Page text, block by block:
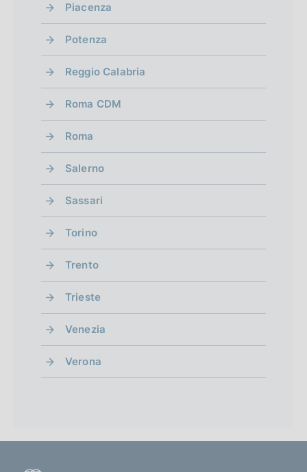
Piacenza
Potenza
Reggio Calabria
Roma CDM
Roma
Salerno
Sassari
Torino
Trento
Trieste
Venezia
Verona